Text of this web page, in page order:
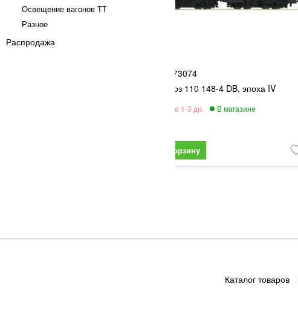
Освещение вагонов TT
Разное
Распродажа
73074
Электровоз 110 148-4 DB, эпоха IV
Каталог товаров